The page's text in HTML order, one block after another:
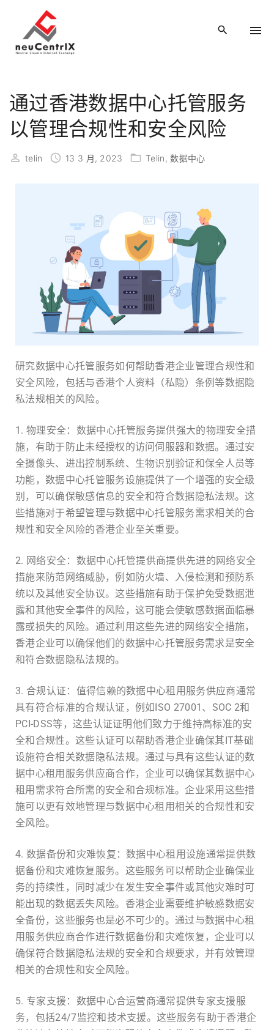
通过香港数据中心托管服务
以管理合规性和安全风险
telin 13 3 月, 2023 Telin 数据中心
研究数据中心托管服务如何帮助香港企业管理合规性和
安全风险，包括与香港个人资料（私隐）条例等数据隐
私法规相关的风险。
1. 物理安全：数据中心托管服务提供强大的物理安全措
施，有助于防止未经授权的访问伺服器和数据。通过安
全摄像头、进出控制系统、生物识别验证和保全人员等
功能，数据中心托管服务设施提供了一个增强的安全级
别，可以确保敏感信息的安全和符合数据隐私法规。这
些措施对于希望管理与数据中心托管服务需求相关的合
规性和安全风险的香港企业至关重要。
2. 网络安全：数据中心托管提供商提供先进的网络安全
措施来防范网络威胁，例如防火墙、入侵检测和预防系
统以及其他安全协议。这些措施有助于保护免受数据泄
露和其他安全事件的风险，这可能会使敏感数据面临暴
露或损失的风险。通过利用这些先进的网络安全措施，
香港企业可以确保他们的数据中心托管服务需求是安全
和符合数据隐私法规的。
3. 合规认证：值得信赖的数据中心租用服务供应商通常
具有符合标准的合规认证，例如ISO 27001、SOC 2和
PCI-DSS等，这些认证证明他们致力于维持高标准的安
全和合规性。这些认证可以帮助香港企业确保其IT基础
设施符合相关数据隐私法规。通过与具有这些认证的数
据中心租用服务供应商合作，企业可以确保其数据中心
租用需求符合所需的安全和合规标准。企业采用这些措
施可以更有效地管理与数据中心租用相关的合规性和安
全风险。
4. 数据备份和灾难恢复：数据中心租用设施通常提供数
据备份和灾难恢复服务。这些服务可以帮助企业确保业
务的持续性，同时减少在发生安全事件或其他灾难时可
能出现的数据丢失风险。香港企业需要维护敏感数据安
全备份，这些服务也是必不可少的。通过与数据中心租
用服务供应商合作进行数据备份和灾难恢复，企业可以
确保符合数据隐私法规的安全和合规要求，并有效管理
相关的合规性和安全风险。
5. 专家支援：数据中心合运营商通常提供专家支援服
务，包括24/7监控和技术支援。这些服务有助于香港企